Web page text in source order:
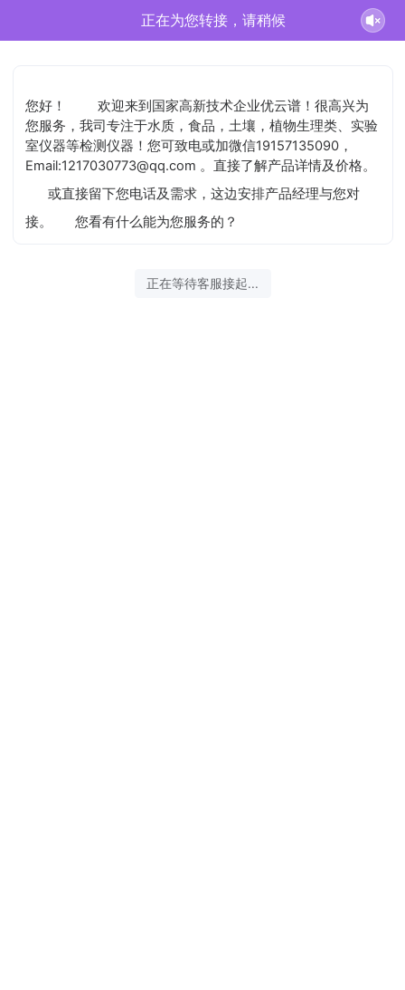
正在为您转接，请稍候
您好！
欢迎来到国家高新技术企业优云谱！很高兴为
您服务，我司专注于水质，食品，土壤，植物生理类、实验
室仪器等检测仪器！您可致电或加微信19157135090，
Email:1217030773@qq.com 。直接了解产品详情及价格。
或直接留下您电话及需求，这边安排产品经理与您对
接。
您看有什么能为您服务的？
正在等待客服接起...